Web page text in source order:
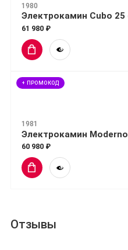
1980
Электрокамин Cubo
61 980 ₽
+ ПРОМОКОД
1981
Электрокамин
60 980 ₽
Отзывы